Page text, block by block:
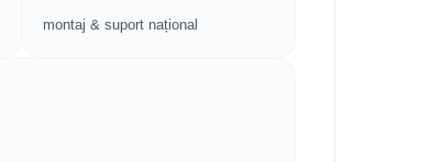
montaj & suport național